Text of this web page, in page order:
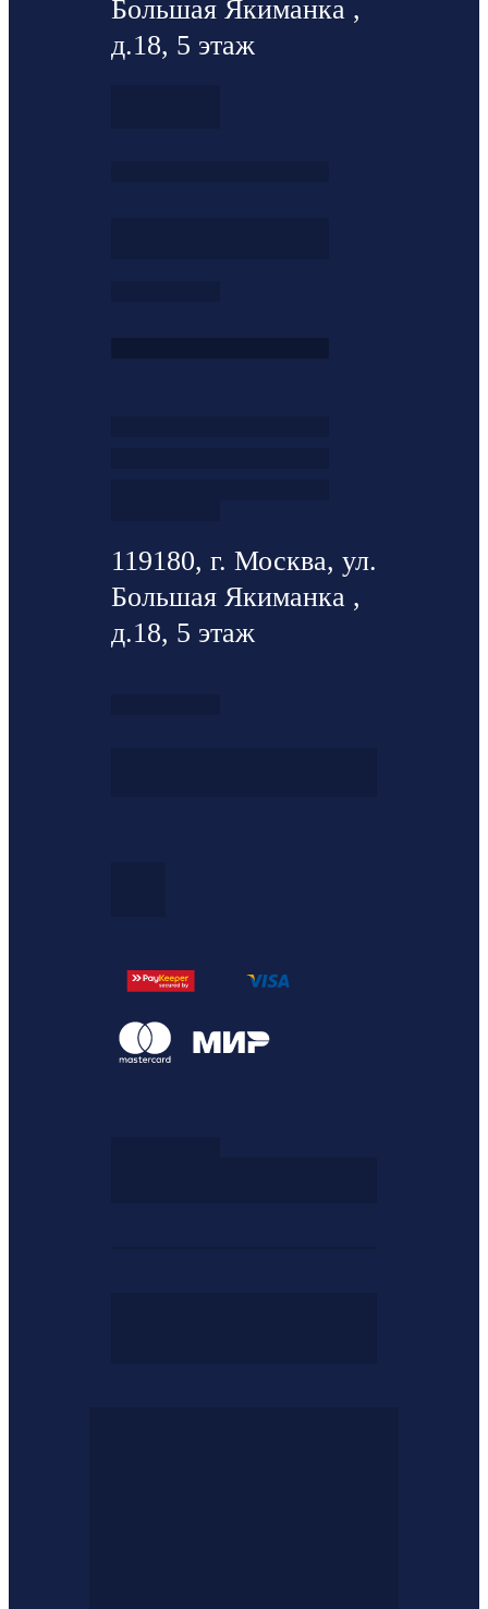
Большая Якиманка ,
д.18, 5 этаж
119180, г. Москва, ул.
Большая Якиманка ,
д.18, 5 этаж